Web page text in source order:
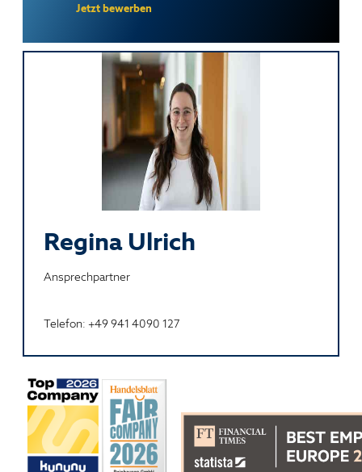
Jetzt bewerben
Regina Ulrich
Ansprechpartner
Telefon: +49 941 4090 127